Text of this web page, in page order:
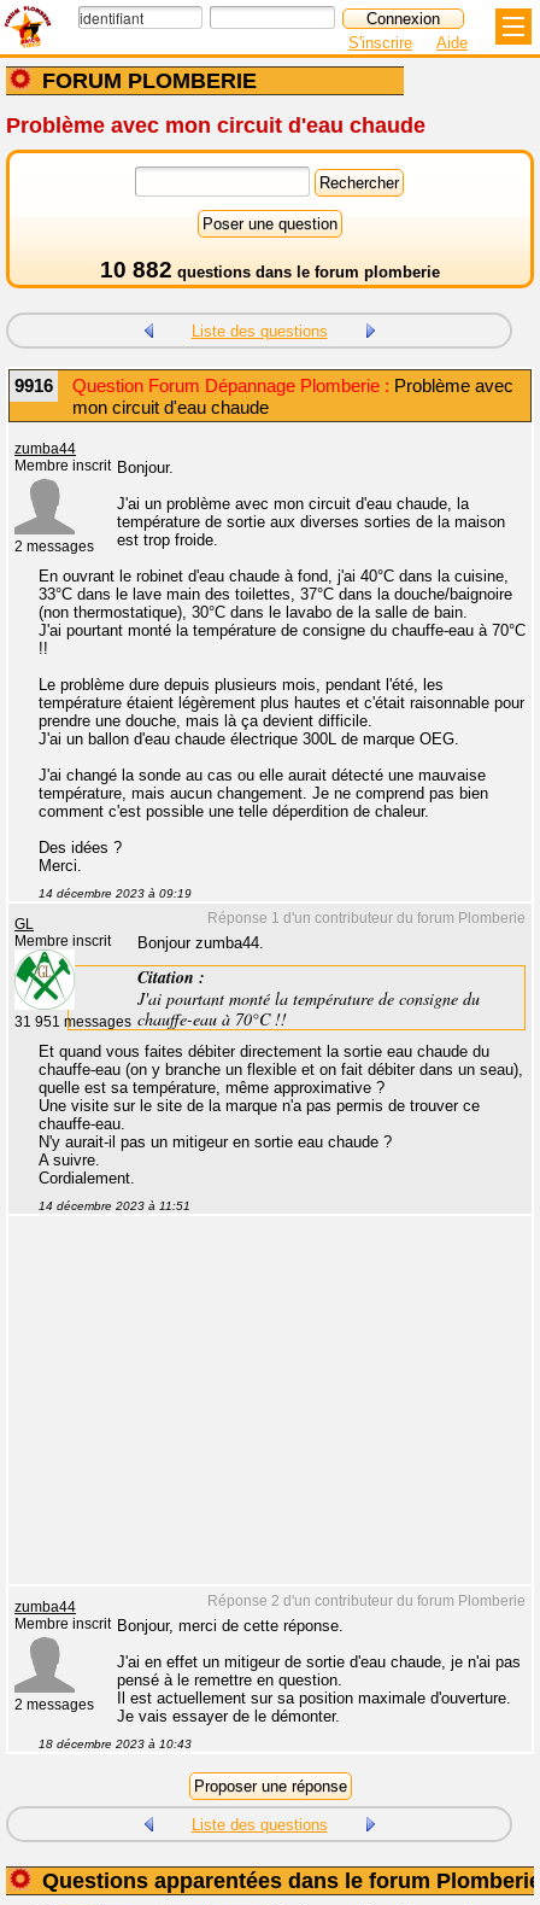
FORUM PLOMBERIE
S'inscrire Aide
Problème avec mon circuit d'eau chaude
10 882 questions dans le forum plomberie
Liste des questions
9916 Question Forum Dépannage Plomberie : Problème avec
mon circuit d'eau chaude
zumba44
Membre inscrit
2 messages
Bonjour.
J'ai un problème avec mon circuit d'eau chaude, la
température de sortie aux diverses sorties de la maison
est trop froide.
En ouvrant le robinet d'eau chaude à fond, j'ai 40°C dans la cuisine,
33°C dans le lave main des toilettes, 37°C dans la douche/baignoire
(non thermostatique), 30°C dans le lavabo de la salle de bain.
J'ai pourtant monté la température de consigne du chauffe-eau à 70°C
!!
Le problème dure depuis plusieurs mois, pendant l'été, les
température étaient légèrement plus hautes et c'était raisonnable pour
prendre une douche, mais là ça devient difficile.
J'ai un ballon d'eau chaude électrique 300L de marque OEG.
J'ai changé la sonde au cas ou elle aurait détecté une mauvaise
température, mais aucun changement. Je ne comprend pas bien
comment c'est possible une telle déperdition de chaleur.
Des idées ?
Merci.
14 décembre 2023 à 09:19
Réponse 1 d'un contributeur du forum Plomberie
GL
Membre inscrit
31 951 messages
Bonjour zumba44.
Citation :
J'ai pourtant monté la température de consigne du
chauffe-eau à 70°C !!
Et quand vous faites débiter directement la sortie eau chaude du
chauffe-eau (on y branche un flexible et on fait débiter dans un seau),
quelle est sa température, même approximative ?
Une visite sur le site de la marque n'a pas permis de trouver ce
chauffe-eau.
N'y aurait-il pas un mitigeur en sortie eau chaude ?
A suivre.
Cordialement.
14 décembre 2023 à 11:51
Réponse 2 d'un contributeur du forum Plomberie
zumba44
Membre inscrit
2 messages
Bonjour, merci de cette réponse.
J'ai en effet un mitigeur de sortie d'eau chaude, je n'ai pas
pensé à le remettre en question.
Il est actuellement sur sa position maximale d'ouverture.
Je vais essayer de le démonter.
18 décembre 2023 à 10:43
Liste des questions
Questions apparentées dans le forum Plomberie